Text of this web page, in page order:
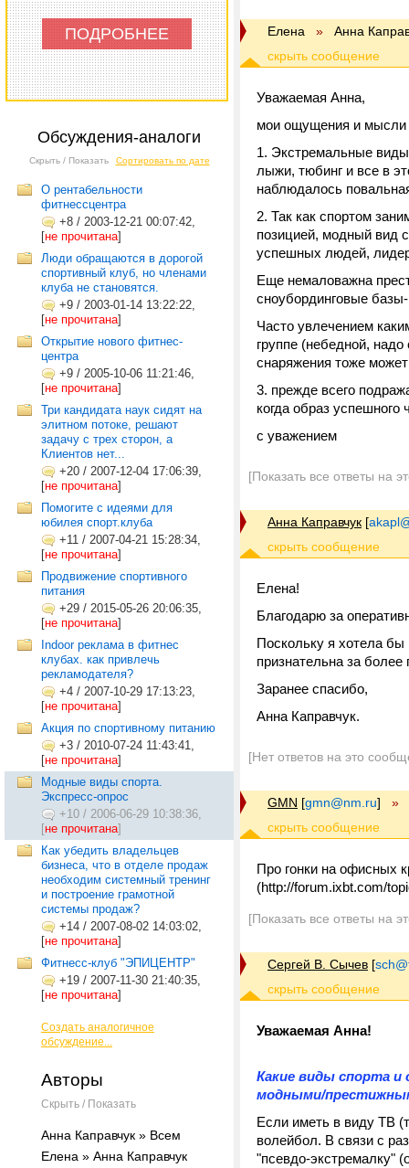
ПОДРОБНЕЕ
Обсуждения-аналоги
Скрыть / Показать Сортировать по дате
О рентабельности
фитнессцентра
+8 / 2003-12-21 00:07:42,
[не прочитана]
Люди обращаются в дорогой
спортивный клуб, но членами
клуба не становятся.
+9 / 2003-01-14 13:22:22,
[не прочитана]
Открытие нового фитнес-
центра
+9 / 2005-10-06 11:21:46,
[не прочитана]
Три кандидата наук сидят на
элитном потоке, решают
задачу с трех сторон, а
Клиентов нет...
+20 / 2007-12-04 17:06:39,
[не прочитана]
Помогите с идеями для
юбилея спорт.клуба
+11 / 2007-04-21 15:28:34,
[не прочитана]
Продвижение спортивного
питания
+29 / 2015-05-26 20:06:35,
[не прочитана]
Indoor реклама в фитнес
клубах. как привлечь
рекламодателя?
+4 / 2007-10-29 17:13:23,
[не прочитана]
Акция по спортивному питанию
+3 / 2010-07-24 11:43:41,
[не прочитана]
Модные виды спорта.
Экспресс-опрос
+10 / 2006-06-29 10:38:36,
[не прочитана]
Как убедить владельцев
бизнеса, что в отделе продаж
необходим системный тренинг
и построение грамотной
системы продаж?
+14 / 2007-08-02 14:03:02,
[не прочитана]
Фитнесс-клуб "ЭПИЦЕНТР"
+19 / 2007-11-30 21:40:35,
[не прочитана]
Создать аналогичное
обсуждение...
Авторы
Скрыть / Показать
Анна Каправчук » Всем
Елена » Анна Каправчук
Елена » Анна
Уважаемая Анна,
мои ощущения и мысли
1. Экстремальные виды
лыжи, тюбинг и все в
наблюдалось
2. Так как спортом
позицией, модный вид
успешных людей,
Еще немаловажна
сноубординговые
Часто увлечением
группе (небедной,
снаряжения тоже
3. прежде всего
когда образ успешного
с уважением
[Показать все ответы на
Анна Каправчук [
Елена!
Благодарю за
Поскольку я хотела бы
признательна за
Заранее спасибо,
Анна Каправчук.
[Нет ответов на это
GMN [gmn@nm.ru] »
Про гонки на офисных
(http://forum.ixbt.com/
[Показать все ответы на
Сергей В. Сычев [
Уважаемая Анна!
Какие виды спорта и
модными/
Если иметь в виду ТВ
волейбол. В связи с
"псевдо-экстремалку"